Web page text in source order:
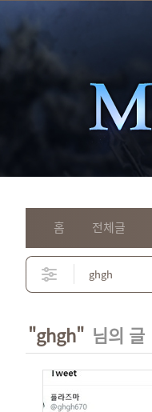
홈 전체글
"ghgh" 님의 글